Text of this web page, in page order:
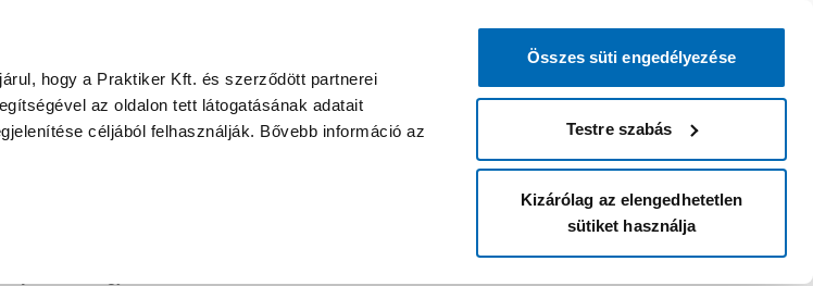
hogy a Praktiker Kft. és szerződött partnerei
az oldalon tett látogatásának adatait
céljából felhasználják. Bővebb információ az
Összes süti engedélyezése
Testre szabás
Kizárólag az elengedhetetlen
sütiket használja